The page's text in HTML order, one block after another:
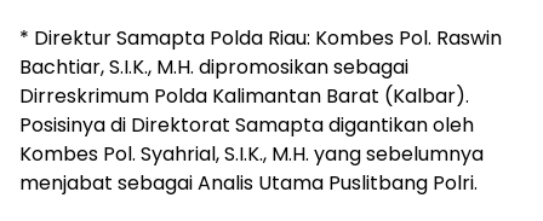
* Direktur Samapta Polda Riau: Kombes Pol. Raswin
Bachtiar, S.I.K., M.H. dipromosikan sebagai
Dirreskrimum Polda Kalimantan Barat (Kalbar).
Posisinya di Direktorat Samapta digantikan oleh
Kombes Pol. Syahrial, S.I.K., M.H. yang sebelumnya
menjabat sebagai Analis Utama Puslitbang Polri.